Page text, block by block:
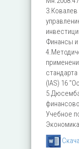
Финансы и
(IAS) 16
Учебное